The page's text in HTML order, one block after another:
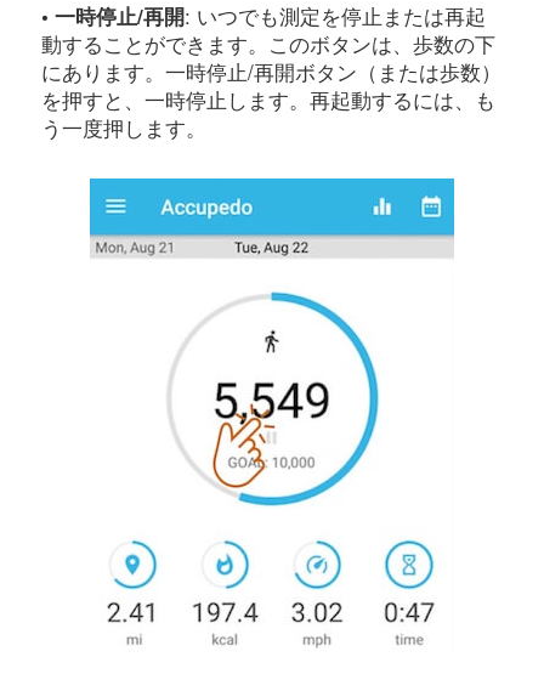
• 一時停止/再開: いつでも測定を停止または再起
動することができます。このボタンは、歩数の下
にあります。一時停止/再開ボタン（または歩数）
を押すと、一時停止します。再起動するには、も
う一度押します。